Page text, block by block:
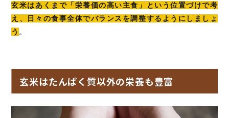
玄米はあくまで「栄養価の高い主食」という位置づけで考
え、日々の食事全体でバランスを調整するようにしましょ
う 。
玄米はたんぱく質以外の栄養も豊富